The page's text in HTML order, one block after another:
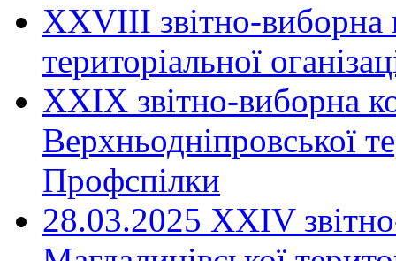
ХХVIII звітно-виборна
територіальної
XXIX звітно-виборна
Верхньодніпровської
Профспілки
28.03.2025 ХХІV